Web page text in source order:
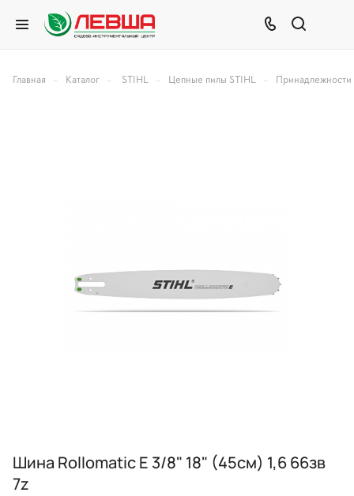
Главная – Каталог – STIHL – Цепные пилы STIHL – Принадлежности
Шина Rollomatic E 3/8" 18" (45см) 1,6 66зв
7z